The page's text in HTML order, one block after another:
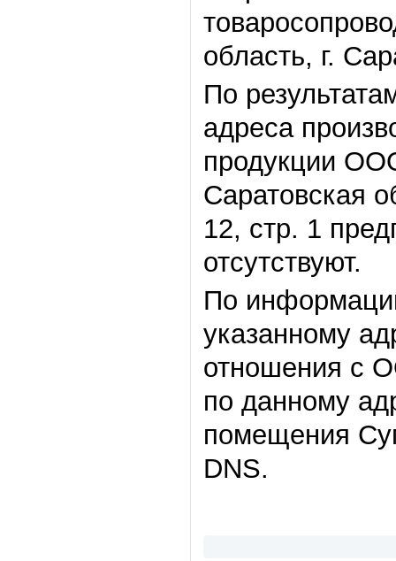
область, г.
По
адреса
продукции
Саратовская
12, стр. 1
отсутствуют.
По
указанному
отношения с
по данному
помещения
DNS.